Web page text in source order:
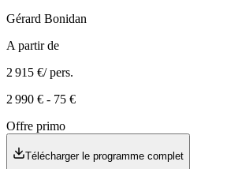
Gérard Bonidan
A partir de
2 915 €/ pers.
2 990 € - 75 €
Offre primo
Télécharger le programme complet